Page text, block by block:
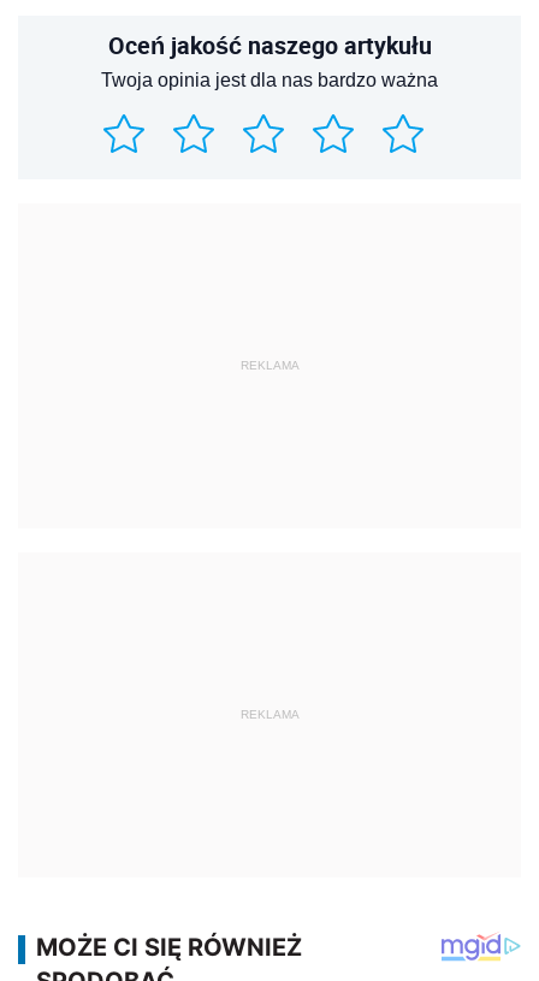
Oceń jakość naszego artykułu
Twoja opinia jest dla nas bardzo ważna
REKLAMA
REKLAMA